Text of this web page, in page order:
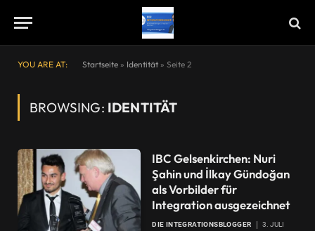
YOU ARE AT: Startseite » Identität » Seite 2
BROWSING: IDENTITÄT
IBC Gelsenkirchen: Nuri
Şahin und İlkay Gündoğan
als Vorbilder für
Integration ausgezeichnet
DIE INTEGRATIONSBLOGGER
3. JULI